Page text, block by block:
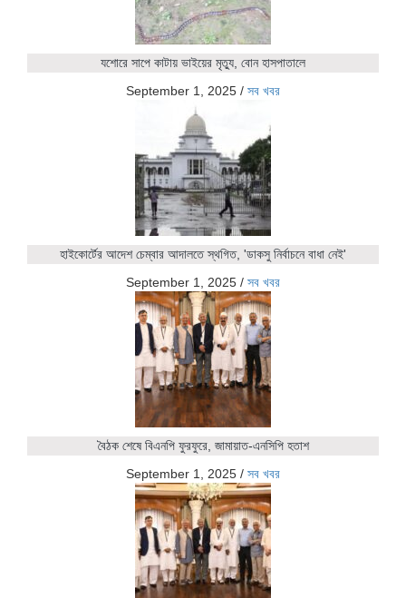
যশোরে সাপে কাটায় ভাইয়ের মৃত্যু, বোন হাসপাতালে
September 1, 2025 / সব খবর
হাইকোর্টের আদেশ চেম্বার আদালতে স্থগিত, 'ডাকসু নির্বাচনে বাধা নেই'
September 1, 2025 / সব খবর
বৈঠক শেষে বিএনপি ফুরফুরে, জামায়াত-এনসিপি হতাশ
September 1, 2025 / সব খবর